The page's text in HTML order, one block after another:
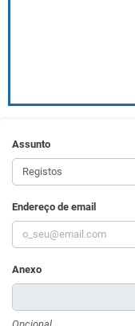
Assunto
Endereço de email
Anexo